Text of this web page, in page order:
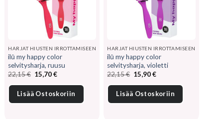
HARJAT HIUSTEN IRROTTAMISEEN
ilū my happy color
selvitysharja, ruusu
22,15€ Alkuperäinen
hinta
oli:
22,15 €.
15,70€Nykyinen
on:
15,70 €.
Lisää Ostoskoriin
HARJAT HIUSTEN IRROTTAMISEEN
ilū my happy color
selvitysharja, violetti
22,15€ Alkuperäinen
hinta
oli:
22,15 €.
15,90€Nykyinen
on:
15,90 €.
Lisää Ostoskoriin